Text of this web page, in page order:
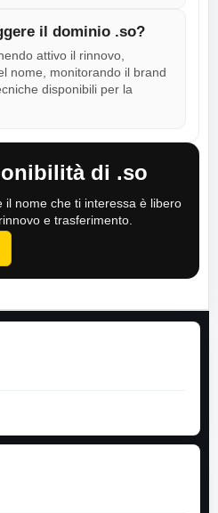
il dominio .so?
attivo il rinnovo,
nome, monitorando il brand
disponibili per la
di .so
il nome che ti interessa è libero
e trasferimento.